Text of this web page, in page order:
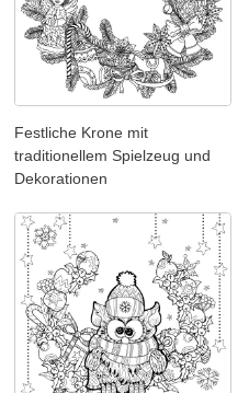
Festliche Krone mit
traditionellem Spielzeug und
Dekorationen